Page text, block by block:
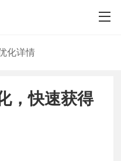
化详情
，快速获得